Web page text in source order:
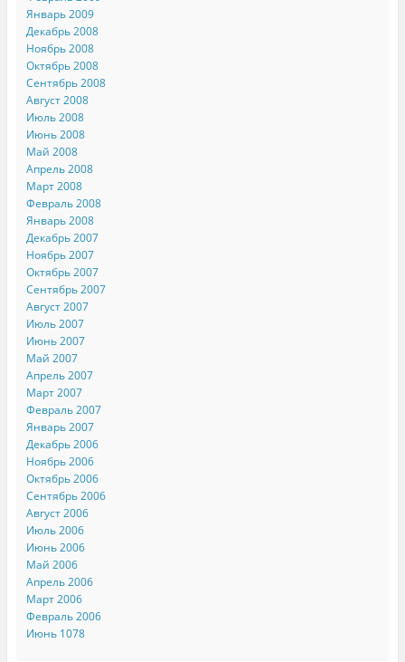
Январь 2009
Декабрь 2008
Ноябрь 2008
Октябрь 2008
Сентябрь 2008
Август 2008
Июль 2008
Июнь 2008
Май 2008
Апрель 2008
Март 2008
Февраль 2008
Январь 2008
Декабрь 2007
Ноябрь 2007
Октябрь 2007
Сентябрь 2007
Август 2007
Июль 2007
Июнь 2007
Май 2007
Апрель 2007
Март 2007
Февраль 2007
Январь 2007
Декабрь 2006
Ноябрь 2006
Октябрь 2006
Сентябрь 2006
Август 2006
Июль 2006
Июнь 2006
Май 2006
Апрель 2006
Март 2006
Февраль 2006
Июнь 1078